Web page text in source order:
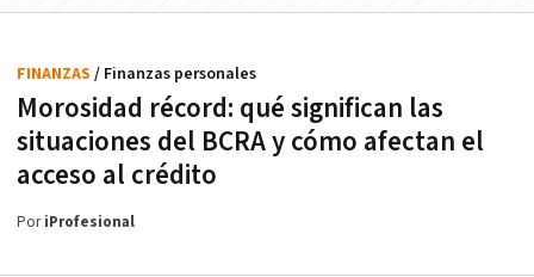
Morosidad récord: qué significan las
situaciones del BCRA y cómo afectan el
acceso al crédito
FINANZAS / Finanzas personales
PoriProfesional